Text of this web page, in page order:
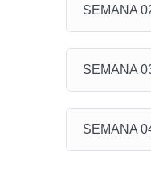
SEMANA
SEMANA
SEMANA